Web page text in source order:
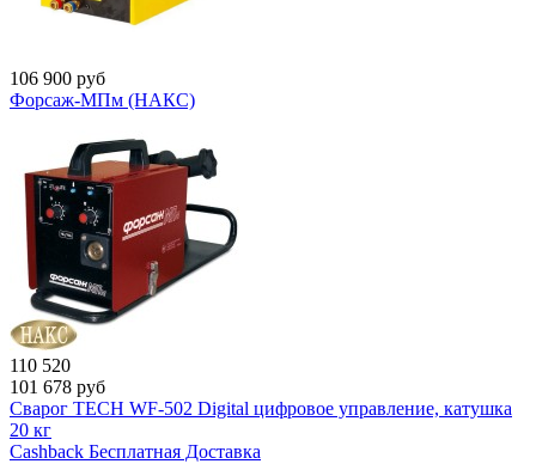
106 900 руб
Форсаж-МПм (НАКС)
110 520
101 678 руб
Сварог TECH WF-502 Digital цифровое управление, катушка
20 кг
Cashback Бесплатная Доставка